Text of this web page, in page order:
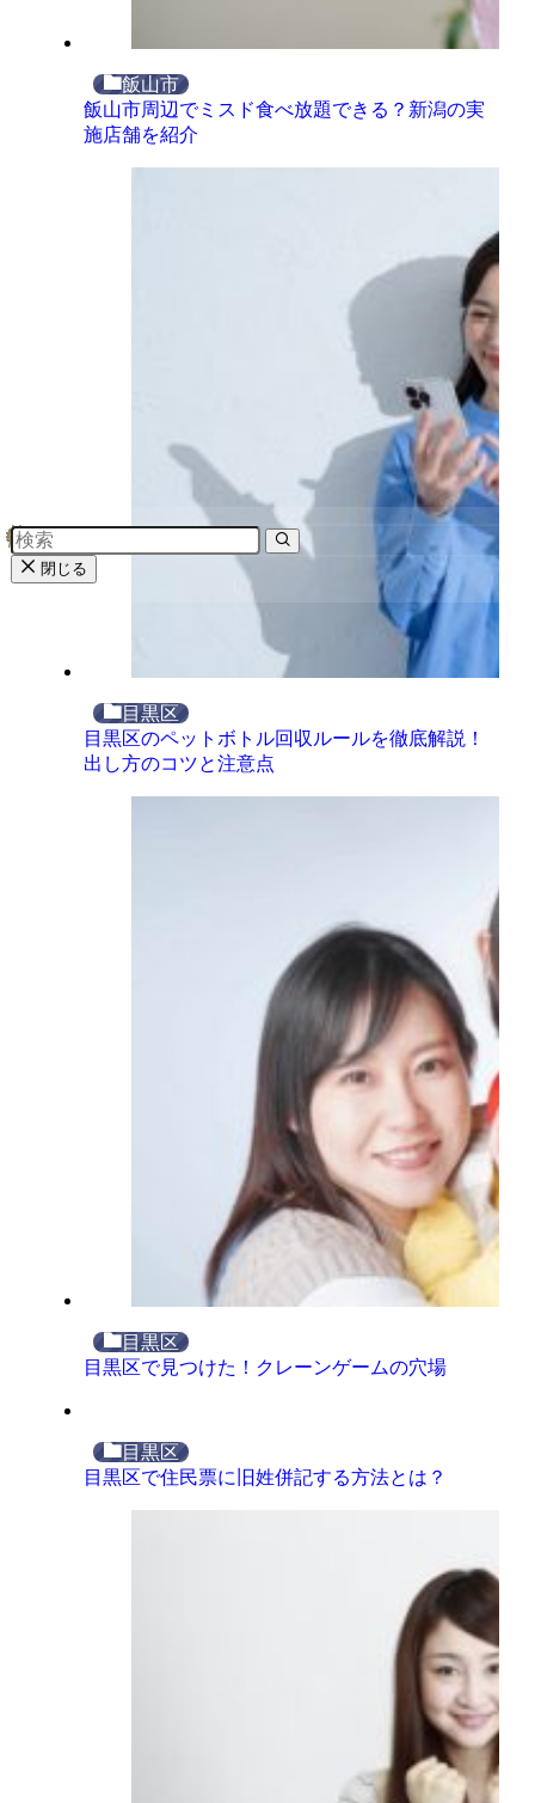
飯山市
飯山市周辺でミスド食べ放題できる？新潟の実
施店舗を紹介
目黒区
目黒区のペットボトル回収ルールを徹底解説！
出し方のコツと注意点
目黒区
目黒区で見つけた！クレーンゲームの穴場
目黒区
目黒区で住民票に旧姓併記する方法とは？
閉じる